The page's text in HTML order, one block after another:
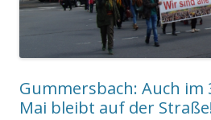
Gummersbach: Auch im
Mai bleibt auf der